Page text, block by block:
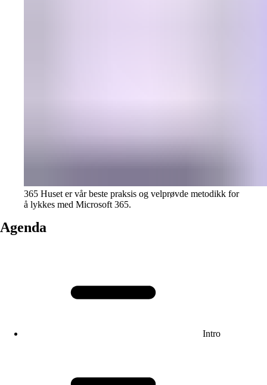
365 Huset er vår beste praksis og velprøvde metodikk for
å lykkes med Microsoft 365.
Agenda
Intro